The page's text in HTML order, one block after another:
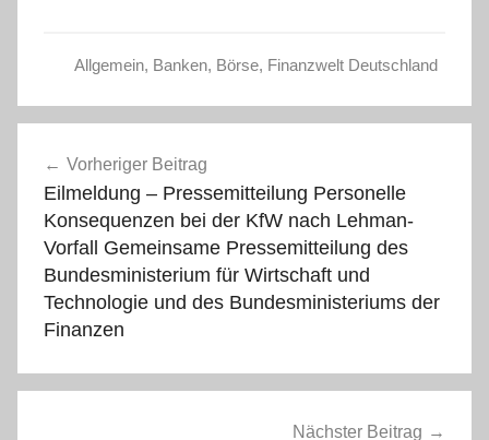
Allgemein, Banken, Börse, Finanzwelt Deutschland
Vorheriger Beitrag
Eilmeldung – Pressemitteilung Personelle
Konsequenzen bei der KfW nach Lehman-
Vorfall Gemeinsame Pressemitteilung des
Bundesministerium für Wirtschaft und
Technologie und des Bundesministeriums der
Finanzen
Nächster Beitrag